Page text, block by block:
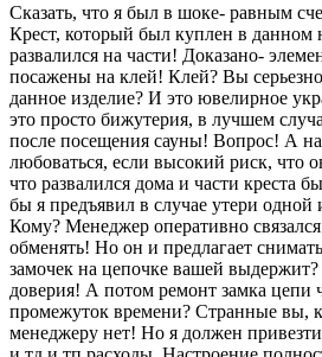
Сказать, что я был в шоке- равным
Крест, который был куплен в данном
развалился на части! Доказано-
посажены на клей! Клей? Вы
данное изделие? И это ювелирное
это просто бижутерия, в лучшем
после посещения сауны! Вопрос! А на
любоваться, если высокий риск, что
что развалился дома и части креста
бы я предъявил в случае утери одной
Кому? Менеджер оперативно
обменять! Но он и предлагает
замочек на цепочке вашей
доверия! А потом ремонт замка цепи
промежуток времени? Странные вы,
менеджеру нет! Но я должен